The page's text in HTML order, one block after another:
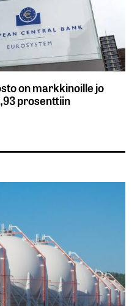
on markkinoille jo
prosenttiin